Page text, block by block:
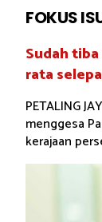
FOKUS
Sudah
rata
PETALING
menggesa
kerajaan